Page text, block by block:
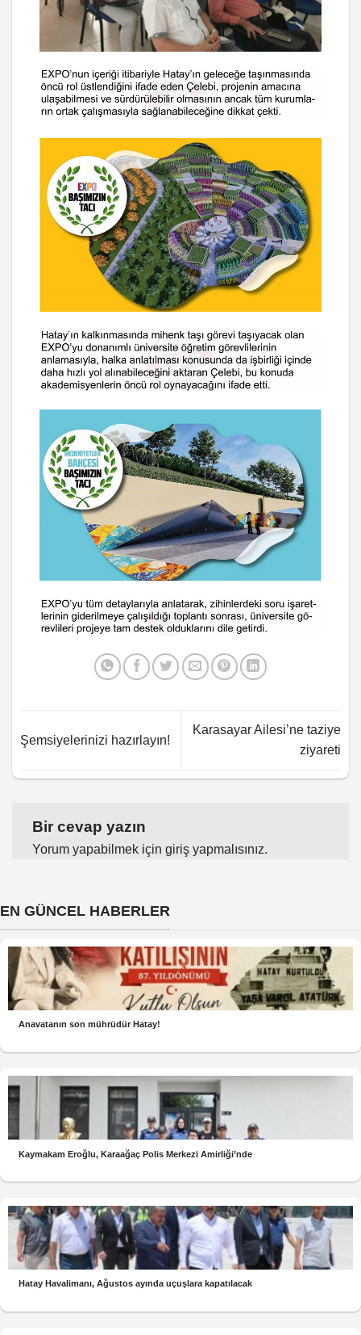
Şemsiyelerinizi hazırlayın!
Karasayar Ailesi’ne taziye
ziyareti
Bir cevap yazın
Yorum yapabilmek için giriş yapmalısınız.
EN GÜNCEL HABERLER
Anavatanın son mührüdür Hatay!
Kaymakam Eroğlu, Karaağaç Polis Merkezi Amirliği’nde
Hatay Havalimanı, Ağustos ayında uçuşlara kapatılacak